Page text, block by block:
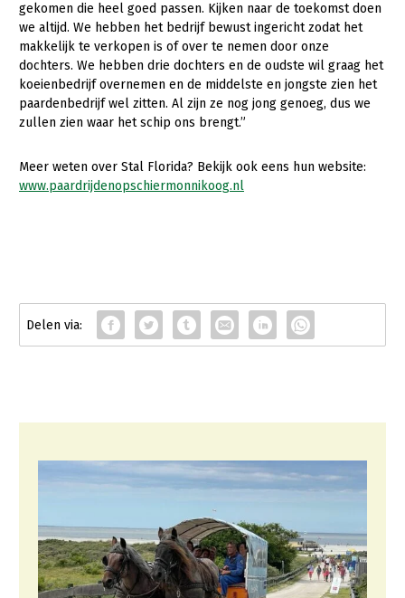
gekomen die heel goed passen. Kijken naar de toekomst doen
we altijd. We hebben het bedrijf bewust ingericht zodat het
makkelijk te verkopen is of over te nemen door onze
dochters. We hebben drie dochters en de oudste wil graag het
koeienbedrijf overnemen en de middelste en jongste zien het
paardenbedrijf wel zitten. Al zijn ze nog jong genoeg, dus we
zullen zien waar het schip ons brengt.”
Meer weten over Stal Florida? Bekijk ook eens hun website:
www.paardrijdenopschiermonnikoog.nl